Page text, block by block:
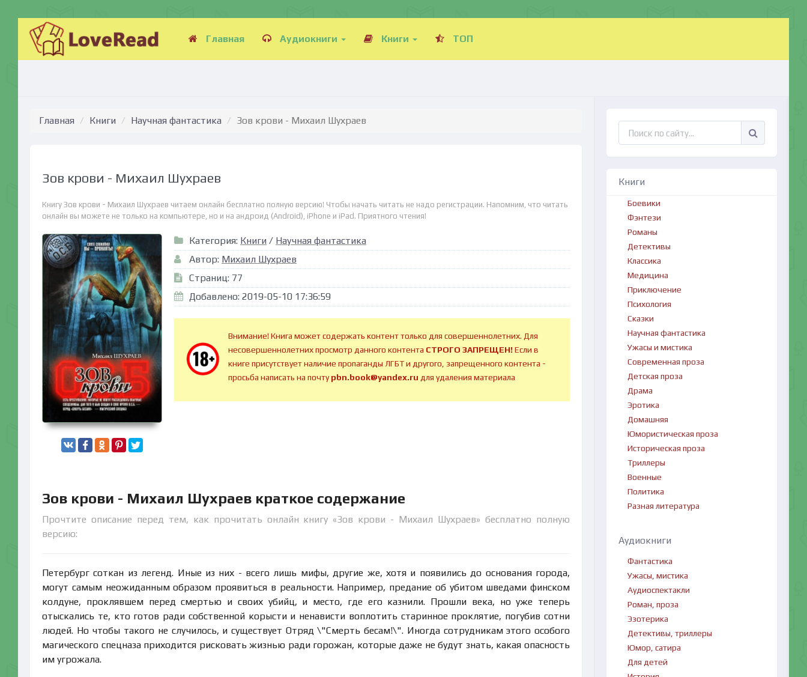
Главная Аудиокниги Книги ТОП
Главная Книги Научная фантастика Зов крови - Михаил Шухраев
Зов крови - Михаил Шухраев
Книгу Зов крови - Михаил Шухраев читаем онлайн бесплатно полную версию! Чтобы начать читать не надо регистрации. Напомним, что читать
онлайн вы можете не только на компьютере, но и на андроид (Android), iPhone и iPad. Приятного чтения!
Категория: Книги / Научная фантастика
Автор: Михаил Шухраев
Страниц: 77
Добавлено: 2019-05-10 17:36:59
Внимание! Книга может содержать контент только для совершеннолетних. Для
несовершеннолетних просмотр данного контента СТРОГО ЗАПРЕЩЕН!Если в
книге присутствует наличие пропаганды ЛГБТ и другого, запрещенного контента -
просьба написать на почтуpbn.book@yandex.ru для удаления материала
Зов крови - Михаил Шухраев краткое содержание
Прочтите описание перед тем, как прочитать онлайн книгу «Зов крови - Михаил Шухраев» бесплатно полную
версию:
Петербург соткан из легенд. Иные из них - всего лишь мифы, другие же, хотя и появились до основания города,
могут самым неожиданным образом проявиться в реальности. Например, предание об убитом шведами финском
колдуне, проклявшем перед смертью и своих убийц, и место, где его казнили. Прошли века, но уже теперь
отыскались те, кто готов ради собственной корысти и ненависти воплотить старинное проклятие, погубив сотни
людей. Но чтобы такого не случилось, и существует Отряд \"Смерть бесам!\". Иногда сотрудникам этого особого
магического спецназа приходится рисковать жизнью ради горожан, которые даже не будут знать, какая опасность
им угрожала.
Книги
Боевики
Фэнтези
Романы
Детективы
Классика
Медицина
Приключение
Психология
Сказки
Научная фантастика
Ужасы и мистика
Современная проза
Детская проза
Драма
Эротика
Домашняя
Юмористическая проза
Историческая проза
Триллеры
Военные
Политика
Разная литература
Аудиокниги
Фантастика
Ужасы, мистика
Аудиоспектакли
Роман, проза
Эзотерика
Детективы, триллеры
Юмор, сатира
Для детей